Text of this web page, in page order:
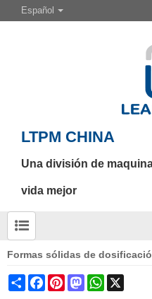
Español
LTPM CHINA
Una división de
vida mejor
Formas sólidas de
Share FacebookPinterestMastodonWhatsApp